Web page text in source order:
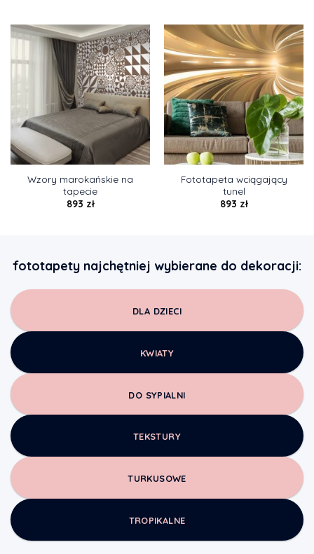
Wzory marokańskie na
tapecie
893 zł
Fototapeta wciągający
tunel
893 zł
fototapety najchętniej wybierane do dekoracji:
DLA DZIECI
KWIATY
DO SYPIALNI
TEKSTURY
TURKUSOWE
TROPIKALNE